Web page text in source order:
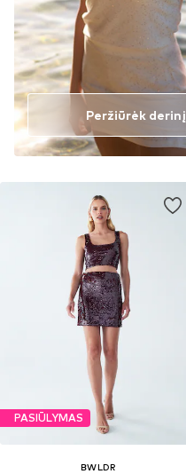
Peržiūrėk derinį
PASIŪLYMAS
BWLDR